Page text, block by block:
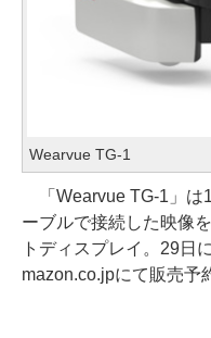
Wearvue TG-1
「Wearvue TG-1」は
ーブルで接続した映像
トディスプレイ。29日
mazon.co.jpにて販売予